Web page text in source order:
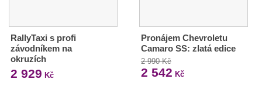
RallyTaxi s profi
závodníkem na
okruzích
2 929 Kč
Pronájem Chevroletu
Camaro SS: zlatá edice
2 990 Kč
2 542 Kč